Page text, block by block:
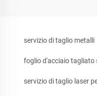
servizio di taglio metalli
foglio d'acciaio tagliato
servizio di taglio laser